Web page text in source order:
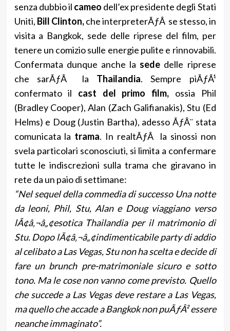
senza dubbio il cameo dell’ex presidente degli Stati
Uniti, Bill Clinton,che interpreterÃƒÂ se stesso, in
visita a Bangkok, sede delle riprese del film, per
tenere un comizio sulle energie pulite e rinnovabili.
Confermata dunque anche la sede delle riprese
che sarÃƒÂ la Thailandia. Sempre piÃƒÂ¹
confermato il cast del primo film, ossia Phil
(Bradley Cooper), Alan (Zach Galifianakis), Stu (Ed
Helms) e Doug (Justin Bartha), adesso ÃƒÂ¨ stata
comunicata la trama. In realtÃƒÂ la sinossi non
svela particolari sconosciuti, si limita a confermare
tutte le indiscrezioni sulla trama che giravano in
rete da un paio di settimane:
“Nel sequel della commedia di successo Una notte
da leoni, Phil, Stu, Alan e Doug viaggiano verso
lÃ¢â‚¬â„¢esotica Thailandia per il matrimonio di
Stu. Dopo lÃ¢â‚¬â„¢indimenticabile party di addio
al celibato a Las Vegas, Stu non ha scelta e decide di
fare un brunch pre-matrimoniale sicuro e sotto
tono. Ma le cose non vanno come previsto. Quello
che succede a Las Vegas deve restare a Las Vegas,
ma quello che accade a Bangkok non puÃƒÂ² essere
neanche immaginato”.